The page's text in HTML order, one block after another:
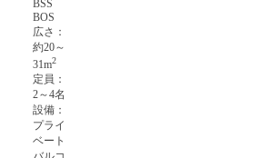
BSS
BOS
広さ：
約20～
31m2
定員：
2～4名
設備：
プライ
ベート